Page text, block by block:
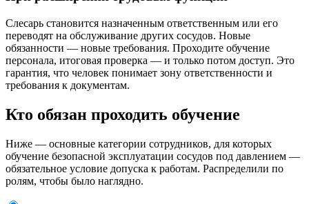
Слесарь становится назначенным ответственным или его
переводят на обслуживание других сосудов. Новые
обязанности — новые требования. Проходите обучение
персонала, итоговая проверка — и только потом доступ. Это
гарантия, что человек понимает зону ответственности и
требования к документам.
Кто обязан проходить обучение
Ниже — основные категории сотрудников, для которых
обучение безопасной эксплуатации сосудов под давлением —
обязательное условие допуска к работам. Распределили по
ролям, чтобы было наглядно.